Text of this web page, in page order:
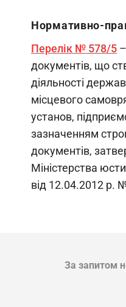
Нормативно-
Перелік № 578/5
документів, що
діяльності
місцевого
установ,
зазначенням
документів,
Міністерства
від 12.04.2012 р.
За запитом